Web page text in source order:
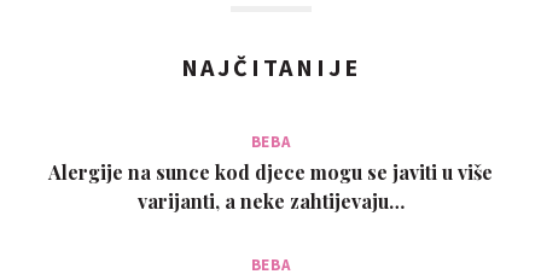
NAJČITANIJE
BEBA
Alergije na sunce kod djece mogu se javiti u više
varijanti, a neke zahtijevaju…
BEBA